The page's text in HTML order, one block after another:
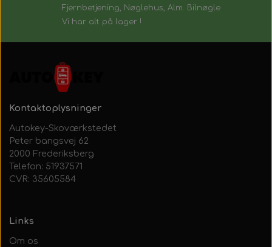
Fjernbetjening, Nøglehus, Alm. Bilnøgle
Vi har alt på lager !
Kontaktoplysninger
Autokey-Skoværkstedet
Peter bangsvej 62
2000 Frederiksberg
Telefon: 51937571
CVR: 35605584
Links
Om os